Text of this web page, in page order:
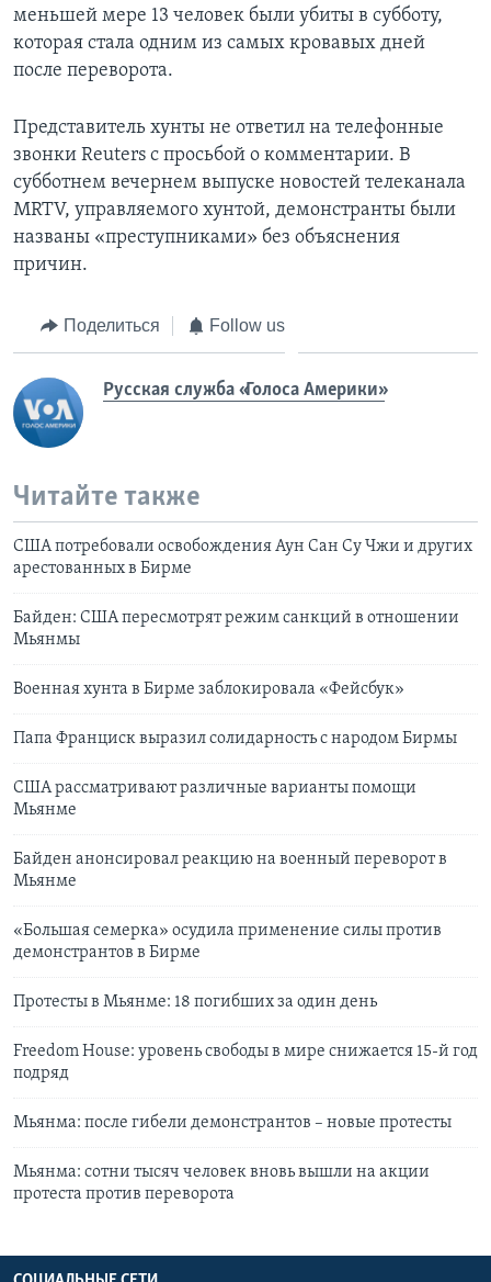
меньшей мере 13 человек были убиты в субботу,
которая стала одним из самых кровавых дней
после переворота.
Представитель хунты не ответил на телефонные
звонки Reuters с просьбой о комментарии. В
субботнем вечернем выпуске новостей телеканала
MRTV, управляемого хунтой, демонстранты были
названы «преступниками» без объяснения
причин.
Поделиться Follow us
Русская служба «Голоса Америки»
Читайте также
США потребовали освобождения Аун Сан Су Чжи и других
арестованных в Бирме
Байден: США пересмотрят режим санкций в отношении
Мьянмы
Военная хунта в Бирме заблокировала «Фейсбук»
Папа Франциск выразил солидарность с народом Бирмы
США рассматривают различные варианты помощи
Мьянме
Байден анонсировал реакцию на военный переворот в
Мьянме
«Большая семерка» осудила применение силы против
демонстрантов в Бирме
Протесты в Мьянме: 18 погибших за один день
Freedom House: уровень свободы в мире снижается 15-й год
подряд
Мьянма: после гибели демонстрантов – новые протесты
Мьянма: сотни тысяч человек вновь вышли на акции
протеста против переворота